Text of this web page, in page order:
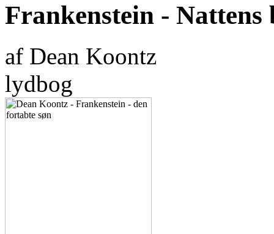
Frankenstein - Nattens
af Dean Koontz
lydbog